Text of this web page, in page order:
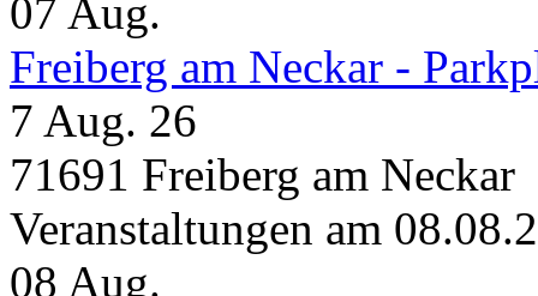
07 Aug.
Freiberg am Neckar -
7 Aug. 26
71691 Freiberg am Neckar
Veranstaltungen am
08 Aug.